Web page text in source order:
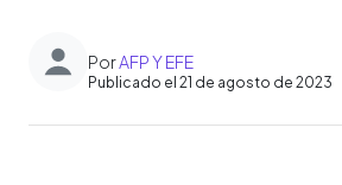
PorAFP Y EFE
Publicado el 21 de agosto de 2023